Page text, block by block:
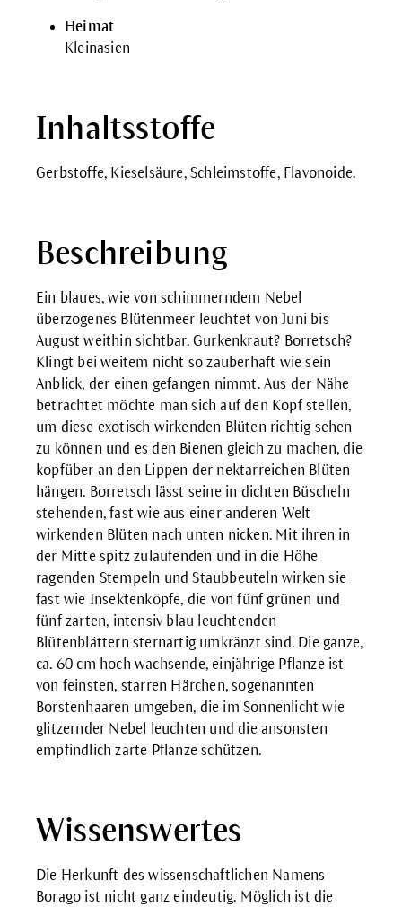
Heimat
Kleinasien
Inhaltsstoffe
Gerbstoffe, Kieselsäure, Schleimstoffe, Flavonoide.
Beschreibung
Ein blaues, wie von schimmerndem Nebel
überzogenes Blütenmeer leuchtet von Juni bis
August weithin sichtbar. Gurkenkraut? Borretsch?
Klingt bei weitem nicht so zauberhaft wie sein
Anblick, der einen gefangen nimmt. Aus der Nähe
betrachtet möchte man sich auf den Kopf stellen,
um diese exotisch wirkenden Blüten richtig sehen
zu können und es den Bienen gleich zu machen, die
kopfüber an den Lippen der nektarreichen Blüten
hängen. Borretsch lässt seine in dichten Büscheln
stehenden, fast wie aus einer anderen Welt
wirkenden Blüten nach unten nicken. Mit ihren in
der Mitte spitz zulaufenden und in die Höhe
ragenden Stempeln und Staubbeuteln wirken sie
fast wie Insektenköpfe, die von fünf grünen und
fünf zarten, intensiv blau leuchtenden
Blütenblättern sternartig umkränzt sind. Die ganze,
ca. 60 cm hoch wachsende, einjährige Pflanze ist
von feinsten, starren Härchen, sogenannten
Borstenhaaren umgeben, die im Sonnenlicht wie
glitzernder Nebel leuchten und die ansonsten
empfindlich zarte Pflanze schützen.
Wissenswertes
Die Herkunft des wissenschaftlichen Namens
Borago ist nicht ganz eindeutig. Möglich ist die